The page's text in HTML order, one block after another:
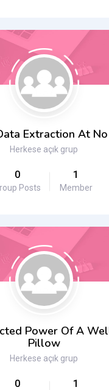
Extraction At
Herkese açık grup
0
Posts
1
Member
Power Of A
Pillow
Herkese açık grup
0 1